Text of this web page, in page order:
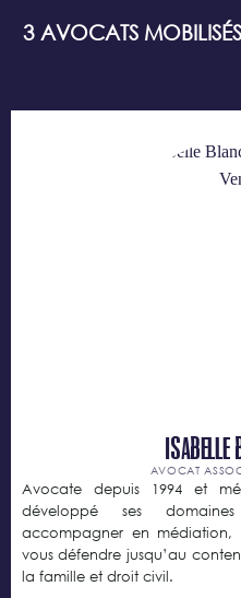
3 AVOCATS
Isabelle
AVOCAT
Avocate depuis 1994 et
développé ses
accompagner en médiation,
vous défendre jusqu’au
la famille et droit civil.